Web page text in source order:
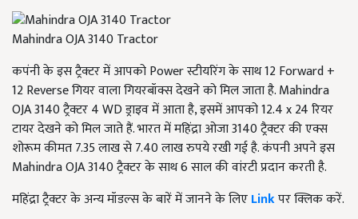
Mahindra OJA 3140 Tractor
कपंनी के इस ट्रैक्टर में आपको Power स्टीयरिंग के साथ 12 Forward +
12 Reverse गियर वाला गियरबॉक्स देखने को मिल जाता है. Mahindra
OJA 3140 ट्रैक्टर 4 WD ड्राइव में आता है, इसमें आपको 12.4 x 24 रियर
टायर देखने को मिल जाते हैं. भारत में महिंद्रा ओजा 3140 ट्रैक्टर की एक्स
शोरूम कीमत 7.35 लाख से 7.40 लाख रुपये रखी गई है. कंपनी अपने इस
Mahindra OJA 3140 ट्रैक्टर के साथ 6 साल की वांरटी प्रदान करती है.
महिंद्रा ट्रैक्टर के अन्य मॉडल्स के बारें में जानने के लिएLinkपर क्लिक करें.